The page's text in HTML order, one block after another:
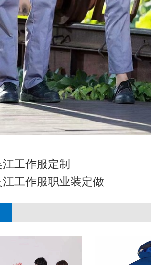
江工作服定制
江工作服职业装定做